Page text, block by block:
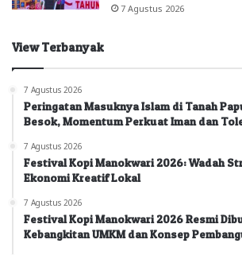
7 Agustus 2026
View Terbanyak
7 Agustus 2026
Peringatan Masuknya Islam di Tanah
Besok, Momentum Perkuat Iman dan
7 Agustus 2026
Festival Kopi Manokwari 2026: Wadah
Ekonomi Kreatif Lokal
7 Agustus 2026
Festival Kopi Manokwari 2026 Resmi
Kebangkitan UMKM dan Konsep